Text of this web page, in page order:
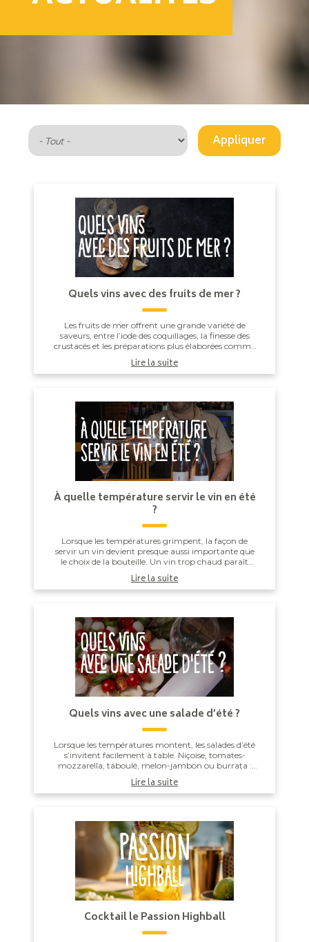
Quels vins avec des fruits de mer ?
Les fruits de mer offrent une grande variété de
saveurs, entre l’iode des coquillages, la finesse des
crustacés et les préparations plus élaborées comme
Lire la suite
À quelle température servir le vin en été
?
Lorsque les températures grimpent, la façon de
servir un vin devient presque aussi importante que
le choix de la bouteille. Un vin trop chaud paraît
souvent plus alcooleux, tandis qu’un vin trop ...
Lire la suite
Quels vins avec une salade d’été ?
Lorsque les températures montent, les salades d’été
s’invitent facilement à table. Niçoise, tomates-
mozzarella, taboulé, melon-jambon ou burrata :
Lire la suite
Cocktail le Passion Highball